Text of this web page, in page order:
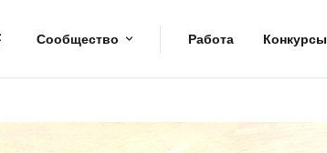
Сообщество Работа Конкурсы